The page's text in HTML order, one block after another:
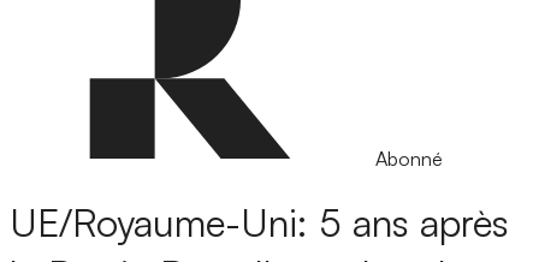
Abonné
UE/Royaume-Uni: 5 ans après